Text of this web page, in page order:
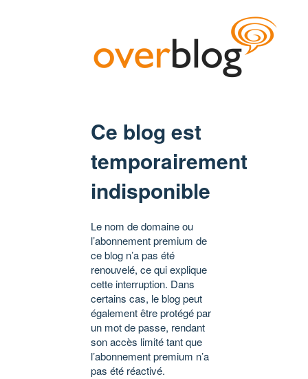
Ce blog est
temporairement
indisponible
Le nom de domaine ou
l’abonnement premium de
ce blog n’a pas été
renouvelé, ce qui explique
cette interruption. Dans
certains cas, le blog peut
également être protégé par
un mot de passe, rendant
son accès limité tant que
l’abonnement premium n’a
pas été réactivé.